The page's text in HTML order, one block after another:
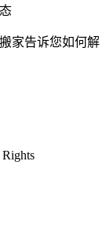
家告诉您如何解